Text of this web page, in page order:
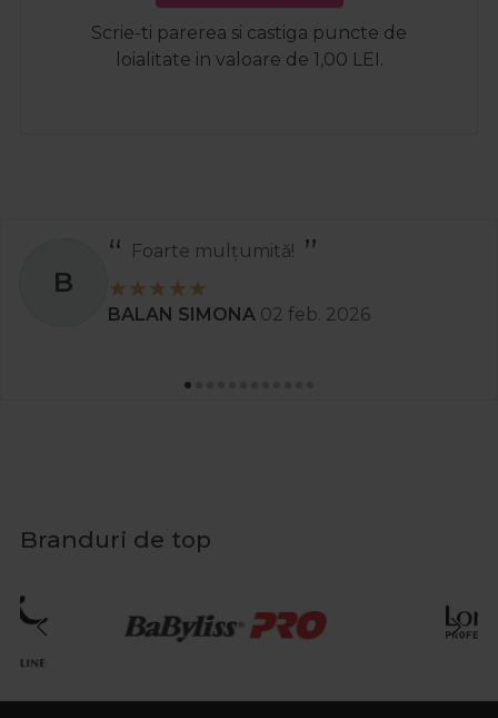
Scrie-ti parerea si castiga puncte de
loialitate in valoare de 1,00 LEI.
B
Foarte mulțumită!
BALAN SIMONA 02 feb. 2026
Branduri de top